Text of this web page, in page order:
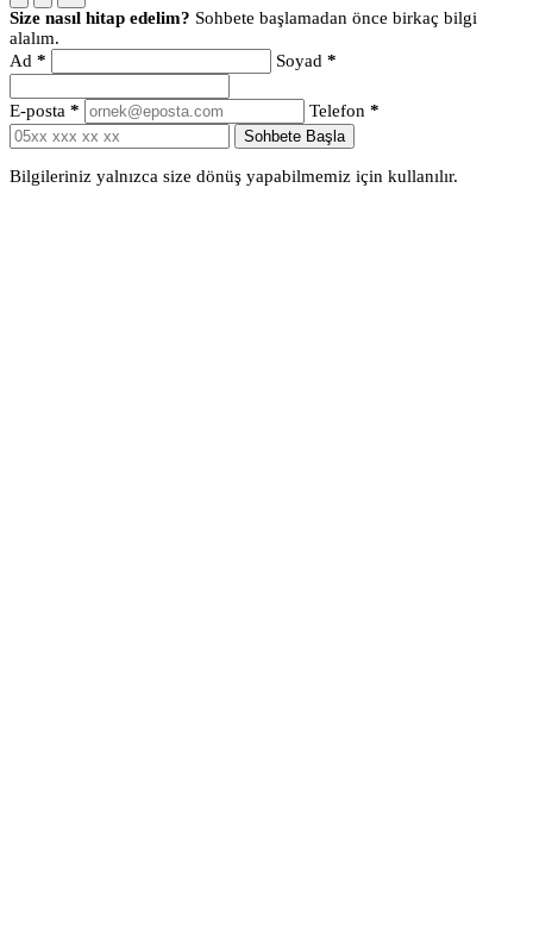
Size nasıl hitap edelim? Sohbete başlamadan önce birkaç bilgi
alalım.
Ad * Soyad *
E-posta * Telefon *
Sohbete Başla
Bilgileriniz yalnızca size dönüş yapabilmemiz için kullanılır.